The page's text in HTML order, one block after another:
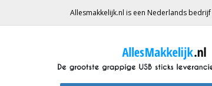
Allesmakkelijk.nl is een Nederlands